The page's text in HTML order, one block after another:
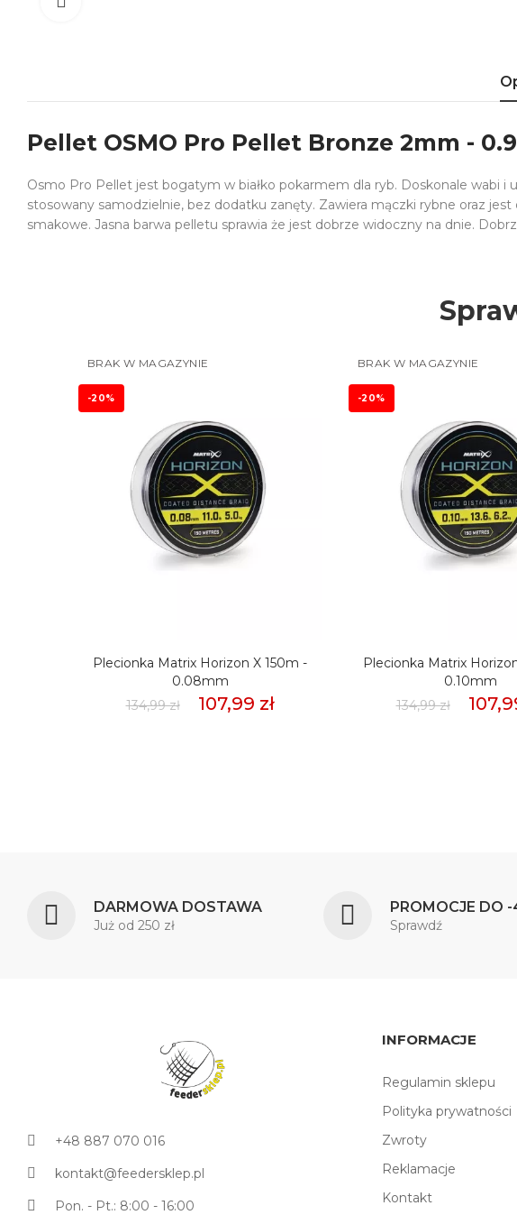
Pellet OSMO Pro Pellet Bronze 2mm -
Osmo Pro Pellet jest bogatym w białko pokarmem dla ryb. Doskonale wabi
stosowany samodzielnie, bez dodatku zanęty. Zawiera mączki rybne oraz
smakowe. Jasna barwa pelletu sprawia że jest dobrze widoczny na dnie.
BRAK W MAGAZYNIE
-20%
Plecionka Matrix Horizon X 150m -
0.08mm
134,99 zł
107,99 zł
BRAK W MAGAZYNIE
-20%
Plecionka Matrix
0.10mm
134,99 zł
DARMOWA DOSTAWA
Już od 250 zł
PROMOCJE DO
Sprawdź
+48 887 070 016
kontakt@feedersklep.pl
Pon. - Pt.: 8:00 - 16:00
INFORMACJE
Regulamin sklepu
Polityka prywatności
Zwroty
Reklamacje
Kontakt